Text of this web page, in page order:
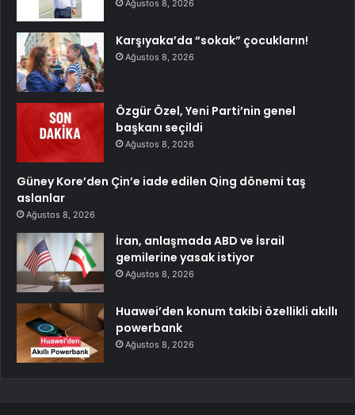
Ağustos 8, 2026
Karşıyaka’da “sokak” çocukların!
Ağustos 8, 2026
Özgür Özel, Yeni Parti’nin genel
başkanı seçildi
Ağustos 8, 2026
Güney Kore’den Çin’e iade edilen Qing dönemi taş
aslanlar
Ağustos 8, 2026
İran, anlaşmada ABD ve İsrail
gemilerine yasak istiyor
Ağustos 8, 2026
Huawei’den konum takibi özellikli akıllı
powerbank
Ağustos 8, 2026